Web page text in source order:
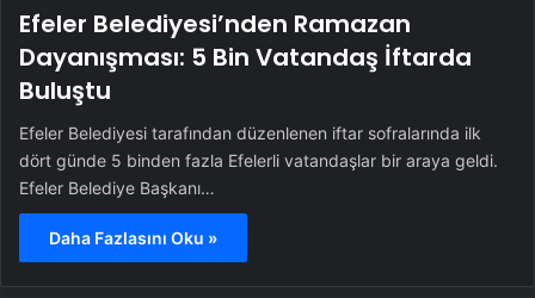
Efeler Belediyesi’nden Ramazan
Dayanışması: 5 Bin Vatandaş İftarda
Buluştu
Efeler Belediyesi tarafından düzenlenen iftar sofralarında ilk
dört günde 5 binden fazla Efelerli vatandaşlar bir araya geldi.
Efeler Belediye Başkanı…
Daha Fazlasını Oku »